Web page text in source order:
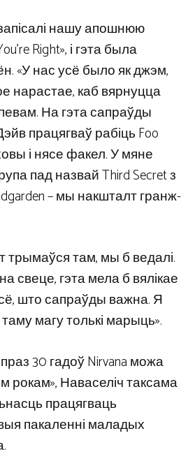
нашу апошнюю
Right», і гэта была
«У нас усё было як джэм,
нарастае, каб вярнуцца
На гэта сапраўды
працягваў рабіць Foo
і нясе факел. У мяне
пад назвай Third Secret з
– мы накшталт гранж-
трымаўся там, мы б ведалі.
свеце, гэта мела б вялікае
што сапраўды важна. Я
магу толькі марыць».
30 гадоў Nirvana можа
рокам», Наваселіч таксама
працягваць
пакаленні маладых